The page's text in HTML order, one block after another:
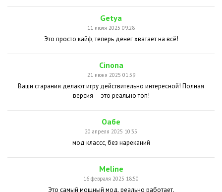
Getya
11 июля 2025 09:28
Это просто кайф, теперь денег хватает на всё!
Cinona
21 июня 2025 01:59
Ваши старания делают игру действительно интересной! Полная
версия — это реально топ!
Оабе
20 апреля 2025 10:35
мод классс, без нареканий
Meline
16 февраля 2025 18:50
Это самый мощный мод, реально работает.